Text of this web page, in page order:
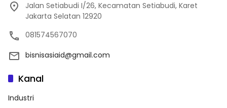
Jalan Setiabudi I/26, Kecamatan Setiabudi, Karet
Jakarta Selatan 12920
081574567070
bisnisasiaid@gmail.com
Kanal
Industri